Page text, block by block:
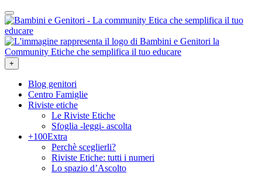
+
Blog genitori
Centro Famiglie
Riviste etiche
Le Riviste Etiche
Sfoglia -leggi- ascolta
+100Extra
Perchè sceglierli?
Riviste Etiche: tutti i numeri
Lo spazio d’Ascolto